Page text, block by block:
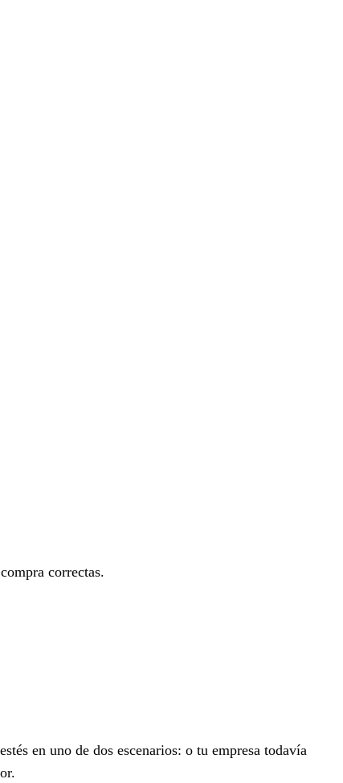
correctas.
en uno de dos escenarios: o tu empresa todavía